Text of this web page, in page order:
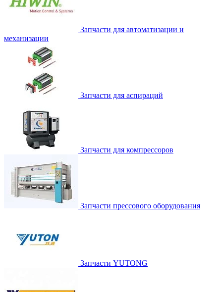
Запчасти для автоматизации и
механизации
Запчасти для аспираций
Запчасти для компрессоров
Запчасти прессового оборудования
Запчасти YUTONG